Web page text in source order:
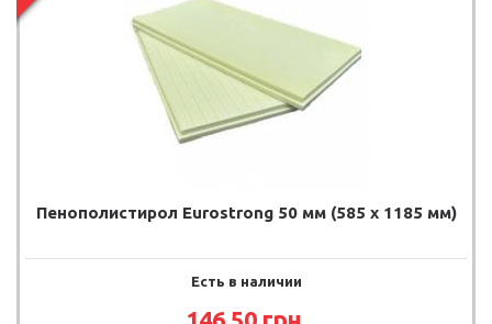
Пенополистирол Eurostrong 50 мм (585 x 1185 мм)
Есть в наличии